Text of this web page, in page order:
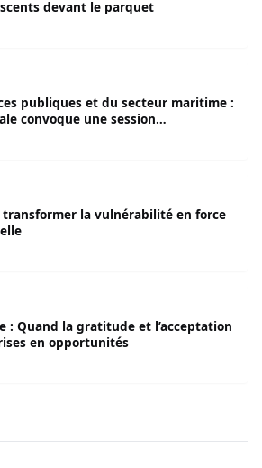
devant le parquet
publiques et du secteur maritime :
convoque une session
transformer la vulnérabilité en force
: Quand la gratitude et l’acceptation
en opportunités